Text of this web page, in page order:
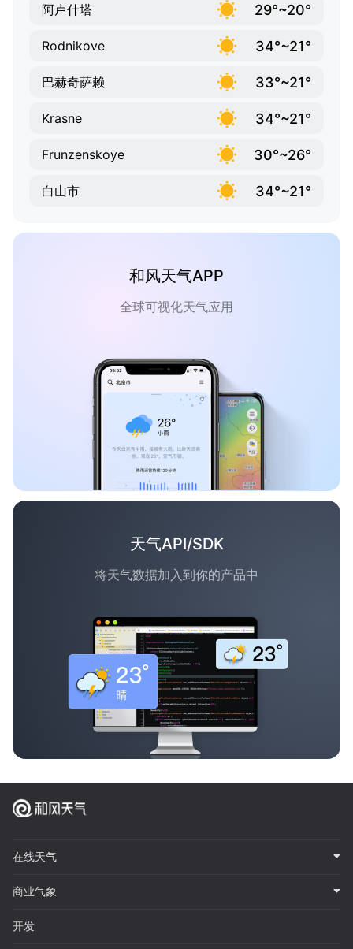
阿卢什塔 29°~20°
Rodnikove 34°~21°
巴赫奇萨赖 33°~21°
Krasne 34°~21°
Frunzenskoye 30°~26°
白山市 34°~21°
和风天气APP
全球可视化天气应用
天气API/SDK
将天气数据加入到你的产品中
在线天气
商业气象
开发